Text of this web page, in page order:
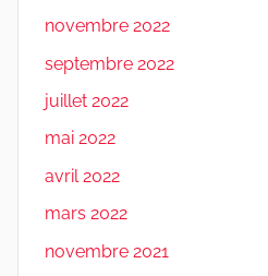
novembre 2022
septembre 2022
juillet 2022
mai 2022
avril 2022
mars 2022
novembre 2021